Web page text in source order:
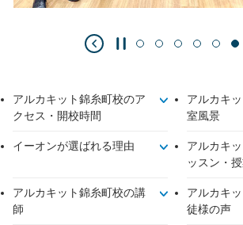
アルカキット錦糸町校のア
クセス・開校時間
アルカキ
室風景
イーオンが選ばれる理由
アルカキ
ッスン・
アルカキット錦糸町校の講
師
アルカキ
徒様の声